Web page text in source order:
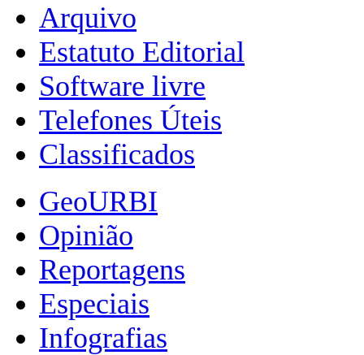
Arquivo
Estatuto Editorial
Software livre
Telefones Úteis
Classificados
GeoURBI
Opinião
Reportagens
Especiais
Infografias